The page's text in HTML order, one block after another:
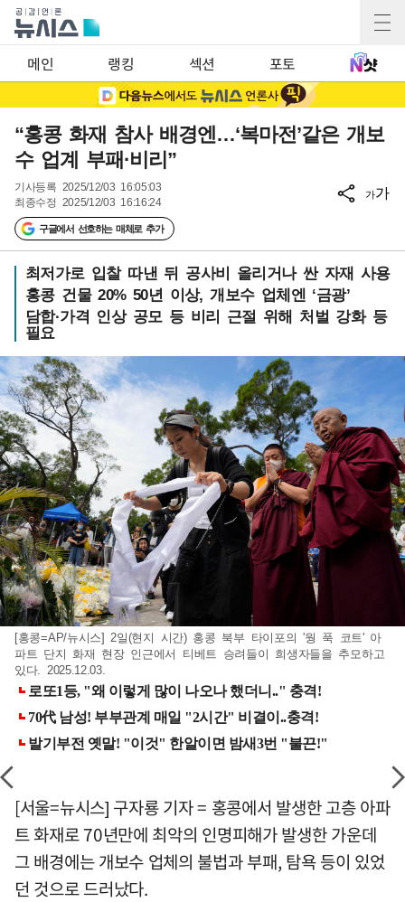
메인 랭킹 섹션 포토
“홍콩 화재 참사 배경엔…‘복마전’같은 개보
수 업계 부패·비리”
기사등록 2025/12/03 16:05:03
최종수정 2025/12/03 16:16:24
구글에서 선호하는 매체로 추가
가가
최저가로 입찰 따낸 뒤 공사비 올리거나 싼 자재 사용
홍콩 건물 20% 50년 이상, 개보수 업체엔 ‘금광’
담합·가격 인상 공모 등 비리 근절 위해 처벌 강화 등
필요
[홍콩=AP/뉴시스] 2일(현지 시간) 홍콩 북부 타이포의 '웡 푹 코트' 아
파트 단지 화재 현장 인근에서 티베트 승려들이 희생자들을 추모하고
있다. 2025.12.03.
[서울=뉴시스] 구자룡 기자 = 홍콩에서 발생한 고층 아파
트 화재로 70년만에 최악의 인명피해가 발생한 가운데
그 배경에는 개보수 업체의 불법과 부패, 탐욕 등이 있었
던 것으로 드러났다.